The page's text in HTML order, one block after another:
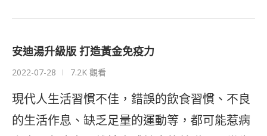
安迪湯升級版 打造黃金免疫力
2022-07-28 7.2K 觀看
現代人生活習慣不佳，錯誤的飲食習慣、不良
的生活作息、缺乏足量的運動等，都可能惹病